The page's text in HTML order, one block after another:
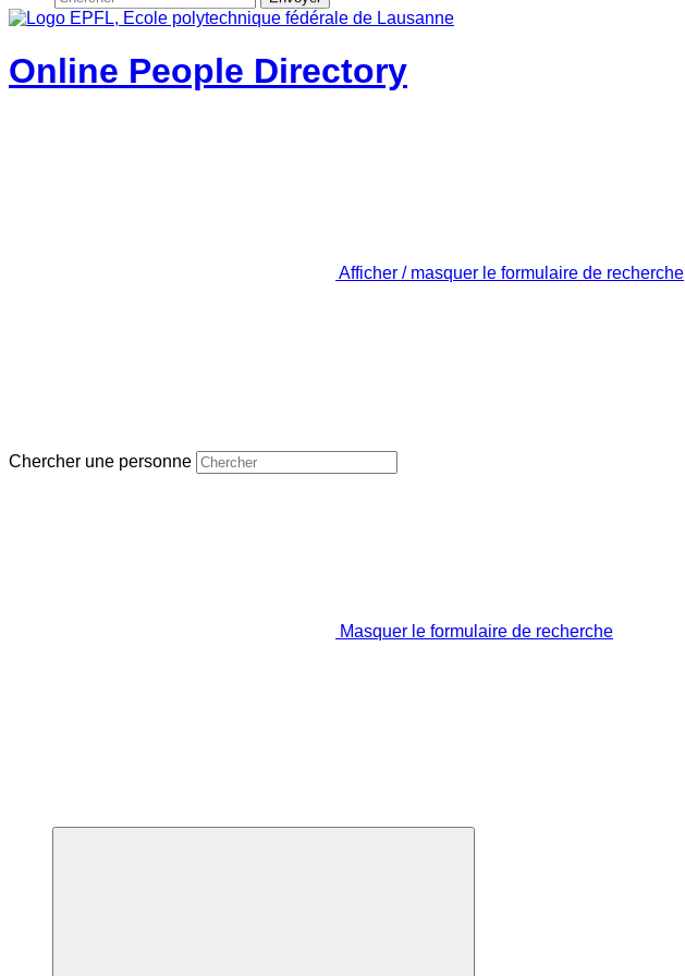
Online People Directory
Afficher / masquer le formulaire de recherche
Chercher une personne
Masquer le formulaire de recherche